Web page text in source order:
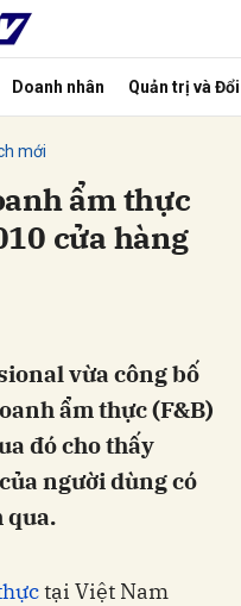
Doanh nhân Quản trị và
mới
ẩm thực
cửa hàng
vừa công bố
ẩm thực (F&B)
đó cho thấy
người dùng có
qua.
tại Việt Nam